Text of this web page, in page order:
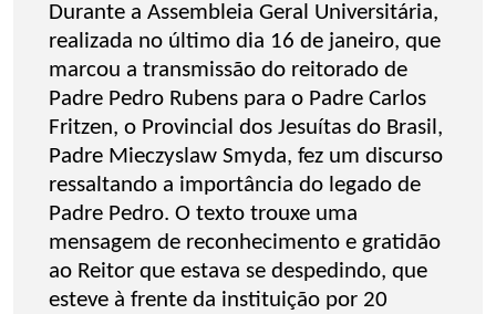
Durante a Assembleia Geral Universitária,
realizada no último dia 16 de janeiro, que
marcou a transmissão do reitorado de
Padre Pedro Rubens para o Padre Carlos
Fritzen, o Provincial dos Jesuítas do Brasil,
Padre Mieczyslaw Smyda, fez um discurso
ressaltando a importância do legado de
Padre Pedro. O texto trouxe uma
mensagem de reconhecimento e gratidão
ao Reitor que estava se despedindo, que
esteve à frente da instituição por 20